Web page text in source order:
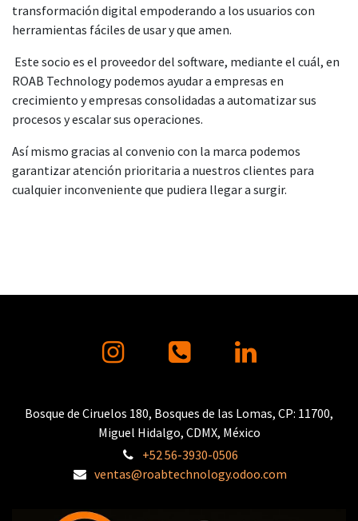
transformación digital empoderando a los usuarios con
herramientas fáciles de usar y que amen.
Este socio es el proveedor del software, mediante el cuál, en
ROAB Technology podemos ayudar a empresas en
crecimiento y empresas consolidadas a automatizar sus
procesos y escalar sus operaciones.
Así mismo gracias al convenio con la marca podemos
garantizar atención prioritaria a nuestros clientes para
cualquier inconveniente que pudiera llegar a surgir.
Bosque de Ciruelos 180, Bosques de las Lomas, CP: 11700,
Miguel Hidalgo, CDMX, México
+52 56-3930-0506
ventas@roabtechnology.odoo.com